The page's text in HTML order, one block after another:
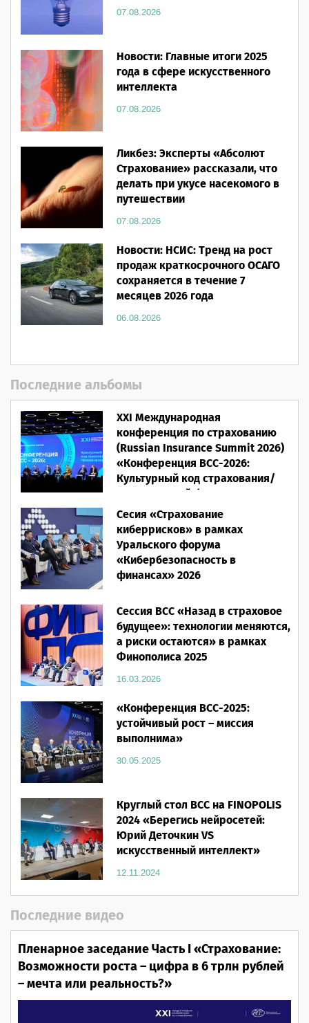
07.08.2026
Новости: Главные итоги 2025
года в сфере искусственного
интеллекта
07.08.2026
Ликбез: Эксперты «Абсолют
Страхование» рассказали, что
делать при укусе насекомого в
путешествии
07.08.2026
Новости: НСИС: Тренд на рост
продаж краткосрочного ОСАГО
сохраняется в течение 7
месяцев 2026 года
06.08.2026
Последние альбомы
XXI Международная
конференция по страхованию
(Russian Insurance Summit 2026)
«Конференция ВСС-2026:
Культурный код страхования/
Человеческий фактор»
28.05.2026
Сесия «Страхование
киберрисков» в рамках
Уральского форума
«Кибербезопасность в
финансах» 2026
Сессия ВСС «Назад в страховое
будущее»: технологии меняются,
а риски остаются» в рамках
Финополиса 2025
16.03.2026
«Конференция ВСС-2025:
устойчивый рост – миссия
выполнима»
30.05.2025
Круглый стол ВСС на FINOPOLIS
2024 «Берегись нейросетей:
Юрий Деточкин VS
искусственный интеллект»
12.11.2024
Последние видео
Пленарное заседание Часть I «Страхование:
Возможности роста – цифра в 6 трлн рублей
– мечта или реальность?»